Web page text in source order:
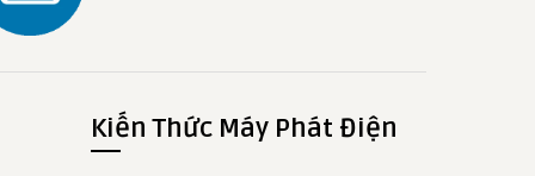
Kiến Thức Máy Phát Điện